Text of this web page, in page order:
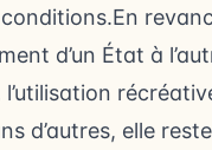
d’un État à
d’autres, elle